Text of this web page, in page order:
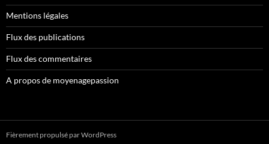
Mentions légales
Flux des publications
Flux des commentaires
A propos de moyenagepassion
Fièrement propulsé par WordPress